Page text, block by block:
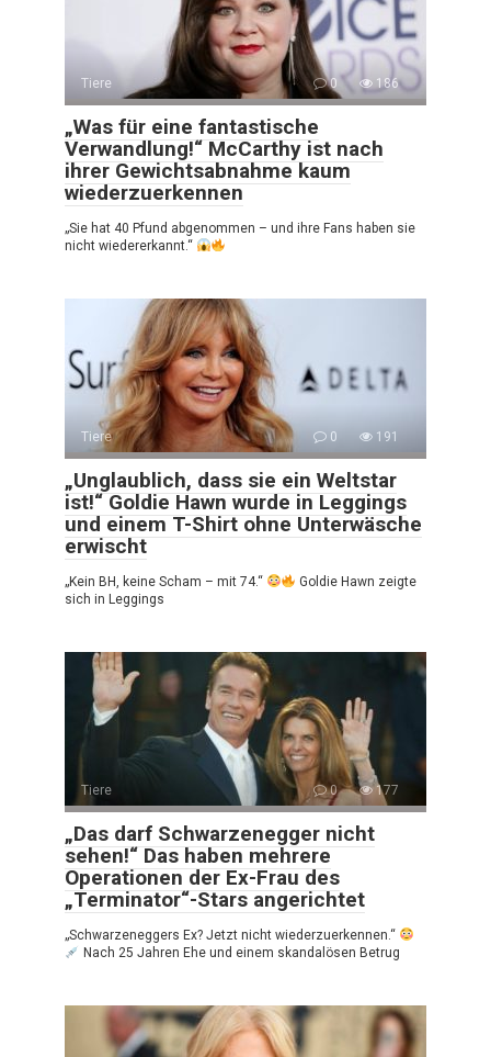
Tiere 0 186
„Was für eine fantastische
Verwandlung!“ McCarthy ist nach
ihrer Gewichtsabnahme kaum
wiederzuerkennen
„Sie hat 40 Pfund abgenommen – und ihre Fans haben sie
nicht wiedererkannt.“
Tiere 0 191
„Unglaublich, dass sie ein Weltstar
ist!“ Goldie Hawn wurde in Leggings
und einem T-Shirt ohne Unterwäsche
erwischt
„Kein BH, keine Scham – mit 74.“
Goldie Hawn zeigte
sich in Leggings
Tiere 0 177
„Das darf Schwarzenegger nicht
sehen!“ Das haben mehrere
Operationen der Ex-Frau des
„Terminator“-Stars angerichtet
„Schwarzeneggers Ex? Jetzt nicht wiederzuerkennen.“
Nach 25 Jahren Ehe und einem skandalösen Betrug